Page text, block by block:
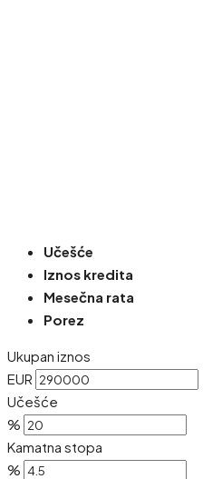
Učešće
Iznos kredita
Mesečna rata
Porez
Ukupan iznos
EUR
Učešće
%
Kamatna stopa
%